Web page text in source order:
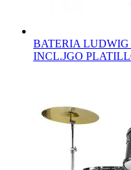
BATERIA
INCL.JGO